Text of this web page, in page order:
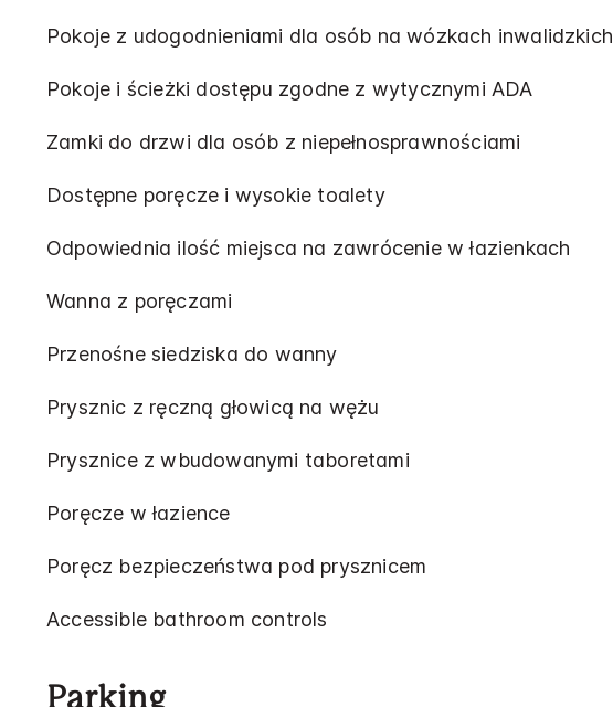
Pokoje z udogodnieniami dla osób na wózkach inwalidzkich
Pokoje i ścieżki dostępu zgodne z wytycznymi ADA
Zamki do drzwi dla osób z niepełnosprawnościami
Dostępne poręcze i wysokie toalety
Odpowiednia ilość miejsca na zawrócenie w łazienkach
Wanna z poręczami
Przenośne siedziska do wanny
Prysznic z ręczną głowicą na wężu
Prysznice z wbudowanymi taboretami
Poręcze w łazience
Poręcz bezpieczeństwa pod prysznicem
Accessible bathroom controls
Parking